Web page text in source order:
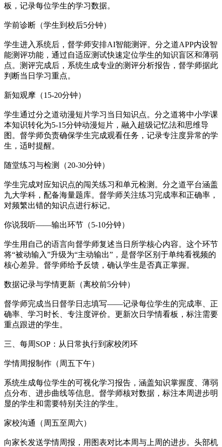
板，记录每位学生的学习数据。
学前诊断（学生到校后5分钟）
学生进入系统后，督学师安排AI智能测评。分之道APP内设智
能测评功能，通过自适应测试快速定位学生的知识盲区和薄弱
点。测评完成后，系统生成专业的测评分析报告，督学师据此
判断当日学习重点。
新知观摩（15-20分钟）
学生通过分之道动漫短片学习当日知识点。分之道将中小学课
本知识转化为5-15分钟动漫短片，融入超级记忆法和思维导
图。督学师负责确保学生完成观看任务，记录专注度异常的学
生，适时提醒。
随堂练习与检测（20-30分钟）
学生完成对应知识点的闯关练习和单元检测。分之道平台涵盖
九大学科，配备海量题库。督学师关注练习完成率和正确率，
对频繁出错的知识点进行标记。
你说我听——输出环节（5-10分钟）
学生用自己的语言向督学师复述当日所学核心内容。这个环节
将“被动输入”升级为“主动输出”，是督学区别于单纯看视频的
核心差异。督学师给予反馈，确认学生是否真正掌握。
数据记录与学情更新（离校前5分钟）
督学师完成当日督学日志填写——记录每位学生的完成率、正
确率、学习时长、专注度评价。更新次日学情看板，标注需要
重点跟进的学生。
三、每周SOP：从日常执行到家校闭环
学情周报制作（周五下午）
系统生成每位学生的可视化学习报告，涵盖知识掌握度、薄弱
点分布、进步曲线等信息。督学师核对数据，标注本周进步明
显的学生和需要特别关注的学生。
家校沟通（周五至周六）
向家长发送学情周报，用图表对比本周与上周的进步。头部机